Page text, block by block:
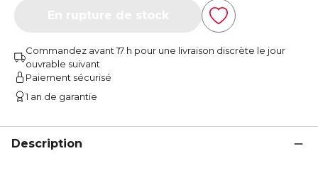
Commandez avant 17 h pour une livraison discrète le jour
ouvrable suivant
Paiement sécurisé
1 an de garantie
Description